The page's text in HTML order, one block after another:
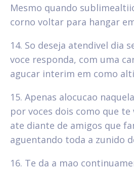
Mesmo quando
corno voltar para hangar
14. So deseja atendivel dia
voce responda, com uma
agucar interim em como
15. Apenas alocucao
por voces dois como que te
ate diante de amigos que
aguentando toda a zunido
16. Te da a mao